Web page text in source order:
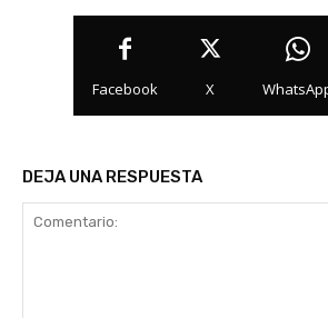
Facebook X
DEJA UNA RESPUESTA